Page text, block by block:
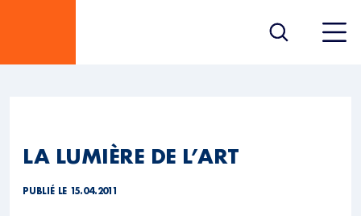
LA LUMIÈRE DE L’ART
PUBLIÉ LE 15.04.2011